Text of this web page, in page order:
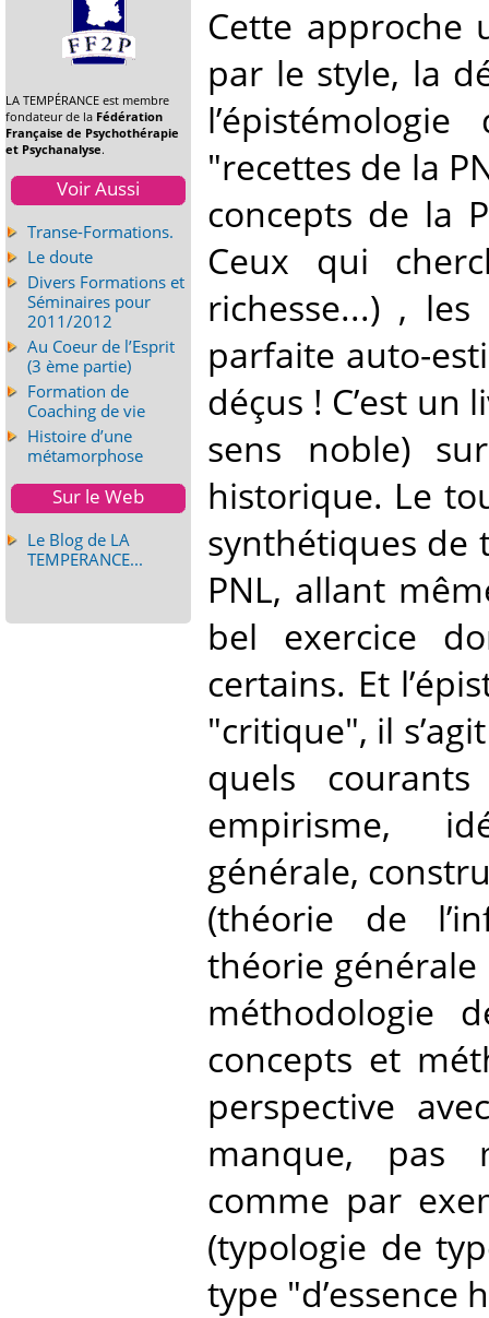
Cette approche
par le style, la
"recettes de la
concepts de la
Ceux qui
richesse...) ,
parfaite auto-
déçus ! C’est
sens noble)
historique. Le
synthétiques de
PNL, allant
bel exercice
certains. Et
"critique", il
quels
empirisme,
générale,
(théorie de
théorie générale
méthodologie
concepts et
perspective
manque, pas
comme par
(typologie de
type "d’essence
LA TEMPÉRANCE est membre
fondateur de la Fédération
Française de Psychothérapie
et Psychanalyse.
Voir Aussi
Transe-Formations.
Le doute
Divers Formations et
Séminaires pour
2011/2012
Au Coeur de l’Esprit
(3 ème partie)
Formation de
Coaching de vie
Histoire d’une
métamorphose
Sur le Web
Le Blog de LA
TEMPERANCE...